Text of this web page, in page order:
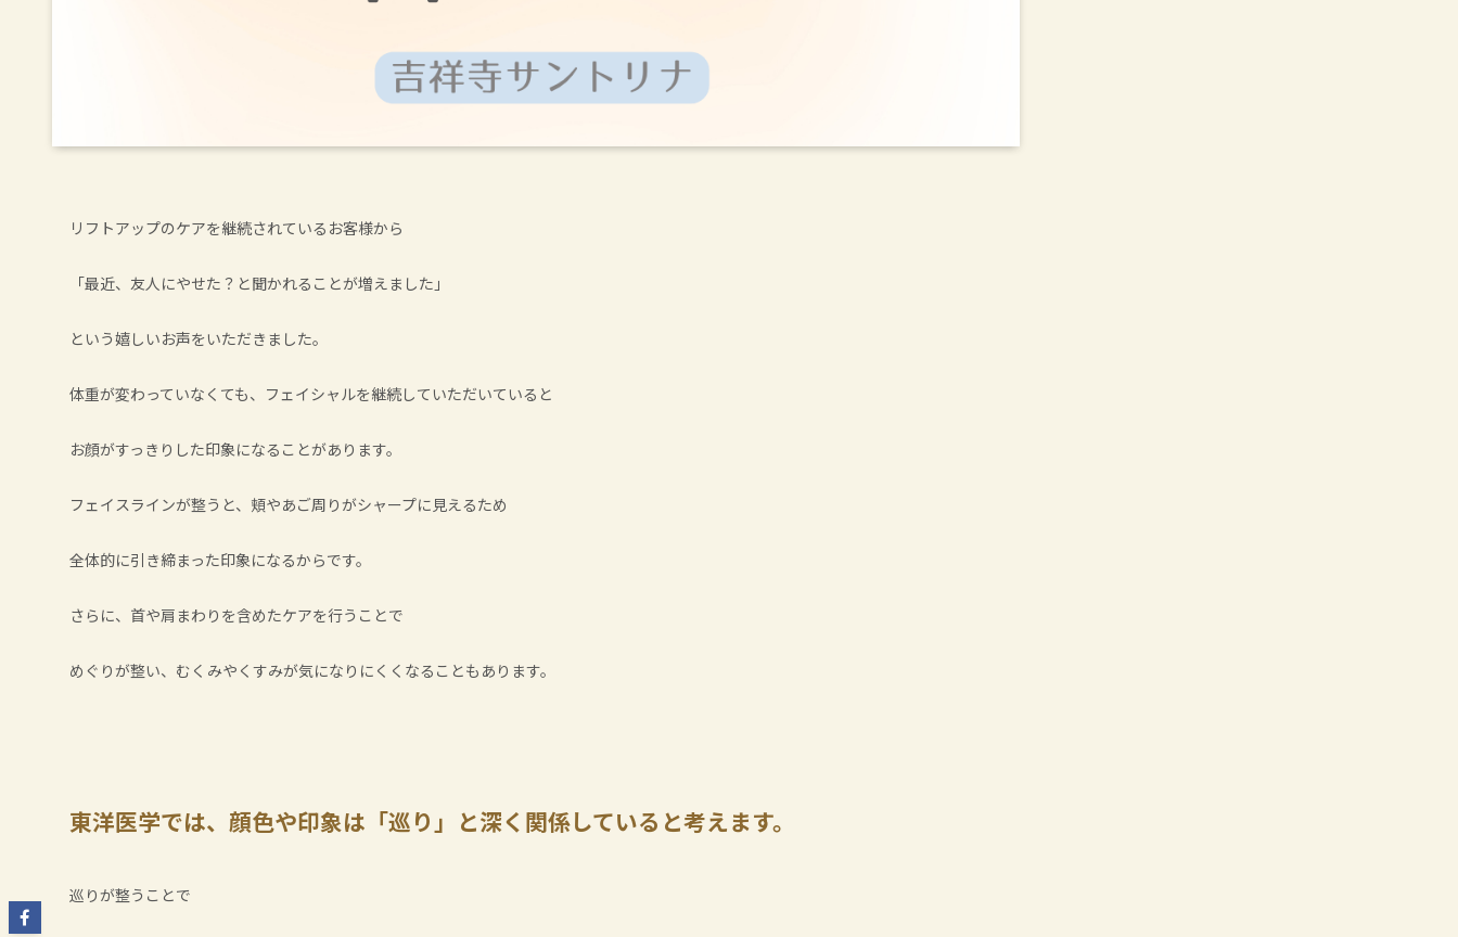
リフトアップのケアを継続されているお客様から
「最近、友人にやせた？と聞かれることが増えました」
という嬉しいお声をいただきました。
体重が変わっていなくても、フェイシャルを継続していただいていると
お顔がすっきりした印象になることがあります。
フェイスラインが整うと、頬やあご周りがシャープに見えるため
全体的に引き締まった印象になるからです。
さらに、首や肩まわりを含めたケアを行うことで
めぐりが整い、むくみやくすみが気になりにくくなることもあります。
東洋医学では、顔色や印象は「巡り」と深く関係していると考えます。
巡りが整うことで